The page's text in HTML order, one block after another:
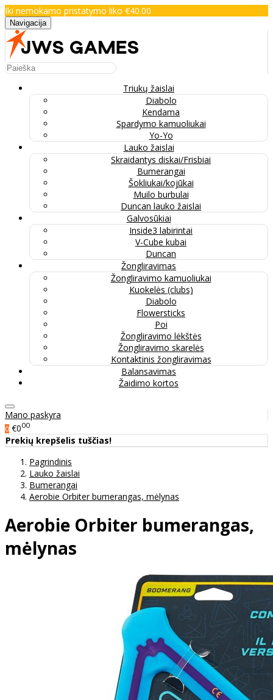
Iki nemokamo pristatymo liko €40.00
Navigacija
Triukų žaislai
Diabolo
Kendama
Spardymo kamuoliukai
Yo-Yo
Lauko žaislai
Skraidantys diskai/Frisbiai
Bumerangai
Šokliukai/kojūkai
Muilo burbulai
Duncan lauko žaislai
Galvosūkiai
Inside3 labirintai
V-Cube kubai
Duncan
Žongliravimas
Žongliravimo kamuoliukai
Kuokelės (clubs)
Diabolo
Flowersticks
Poi
Žongliravimo lėkštės
Žongliravimo skarelės
Kontaktinis žongliravimas
Balansavimas
Žaidimo kortos
Mano paskyra
0 €000
Prekių krepšelis tuščias!
Pagrindinis
Lauko žaislai
Bumerangai
Aerobie Orbiter bumerangas, mėlynas
Aerobie Orbiter bumerangas,
mėlynas